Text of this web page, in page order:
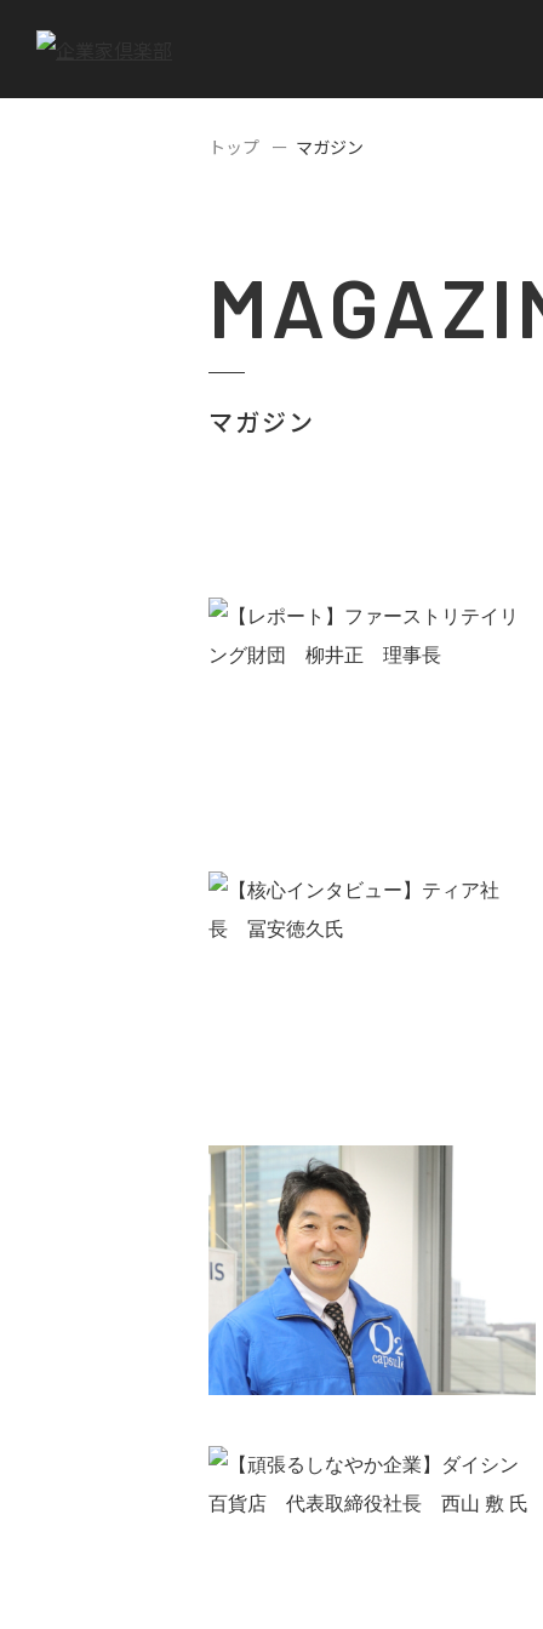
トップ マガジン
マガジン